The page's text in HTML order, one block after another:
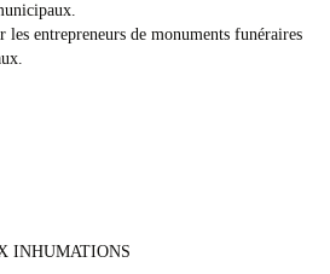
les entrepreneurs de monuments funéraires
INHUMATIONS